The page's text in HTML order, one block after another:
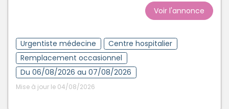
Créer un compte
Voir l'annonce
Urgentiste médecine
Centre hospitalier
Remplacement occasionnel
Du 06/08/2026 au 07/08/2026
Mise à jour le 04/08/2026